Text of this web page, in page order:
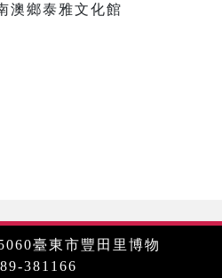
澳鄉泰雅文化館
臺東市豐田里博物
381166